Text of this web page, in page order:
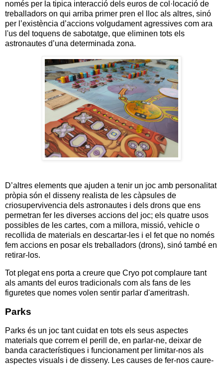
només per la tipica interacció dels euros de col·locació de
treballadors on qui arriba primer pren el lloc als altres, sinó
per l’existència d’accions volgudament agressives com ara
l'us del toquens de sabotatge, que eliminen tots els
astronautes d’una determinada zona.
D’altres elements que ajuden a tenir un joc amb personalitat
pròpia són el disseny realista de les càpsules de
criosupervivencia dels astronautes i dels drons que ens
permetran fer les diverses accions del joc; els quatre usos
possibles de les cartes, com a millora, missió, vehicle o
recollida de materials en descartar-les i el fet que no només
fem accions en posar els treballadors (drons), sinó també en
retirar-los.
Tot plegat ens porta a creure que Cryo pot complaure tant
als amants del euros tradicionals com als fans de les
figuretes que nomes volen sentir parlar d'ameritrash.
Parks
Parks és un joc tant cuidat en tots els seus aspectes
materials que correm el perill de, en parlar-ne, deixar de
banda característiques i funcionament per limitar-nos als
aspectes visuals i de disseny. Les causes de fer-nos caure-